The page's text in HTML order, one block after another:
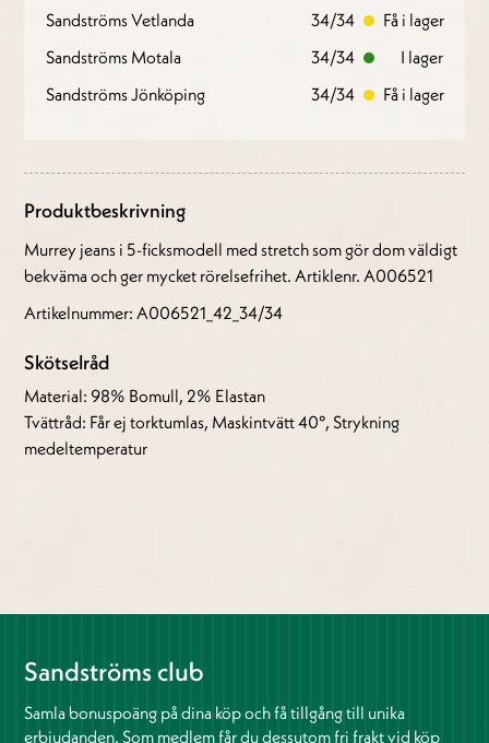
Sandströms Vetlanda
34/34
Få i lager
Sandströms Motala
34/34
I lager
Sandströms Jönköping
34/34 Få i lager
Produktbeskrivning
Murrey jeans i 5-ficksmodell med stretch som gör dom väldigt
bekväma och ger mycket rörelsefrihet. Artiklenr. A006521
Artikelnummer: A006521_42_34/34
Skötselråd
Material: 98% Bomull, 2% Elastan
Tvättråd: Får ej torktumlas, Maskintvätt 40°, Strykning
medeltemperatur
Sandströms club
Samla bonuspoäng på dina köp och få tillgång till unika
erbjudanden. Som medlem får du dessutom fri frakt vid köp